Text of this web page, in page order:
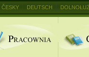
ČESKY DEUTSCH